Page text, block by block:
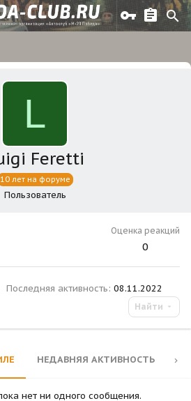
L
Feretti
10 лет на форуме
Пользователь
Оценка реакций
0
Последняя активность 08.11.2022
Найти
НЕДАВНЯЯ АКТИВНОСТЬ
нет ни одного сообщения.